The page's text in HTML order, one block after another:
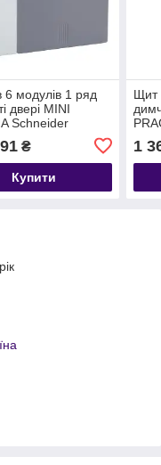
6 модулів 1 ряд
двері MINI
Schneider
₴
Купити
Щит
1